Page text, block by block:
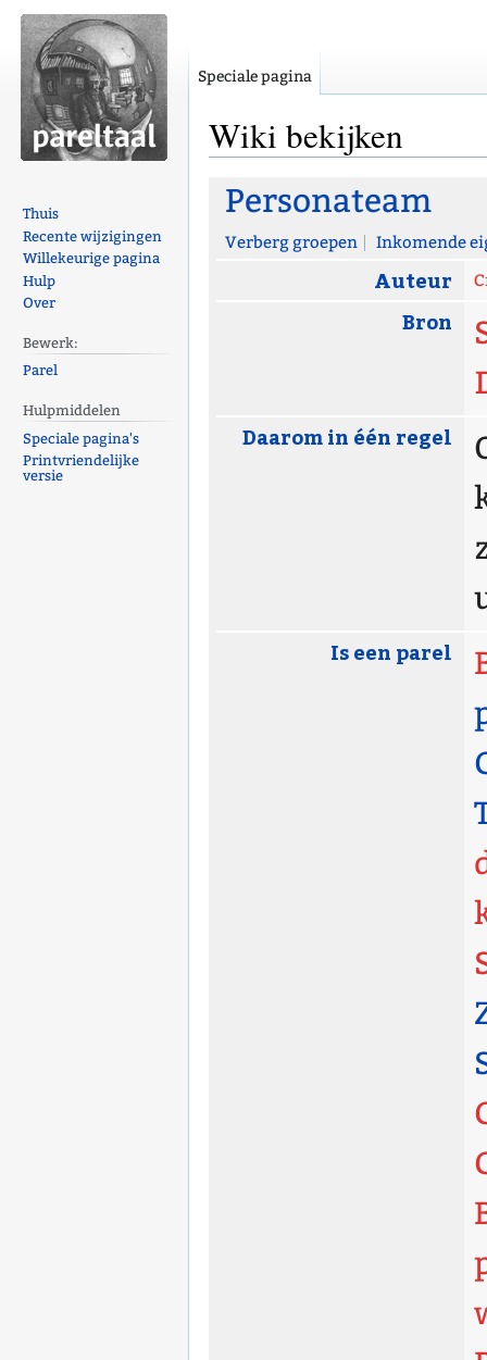
Wiki bekijken
Naar
navigatie
springen
Naar
zoeken
springen
Personateam
Verberg groepen Inkomende
Auteur
Bron
Daarom in één regel
Is een parel
Speciale pagina
Thuis
Recente wijzigingen
Willekeurige pagina
Hulp
Over
Bewerk:
Parel
Hulpmiddelen
Speciale pagina's
Printvriendelijke
versie